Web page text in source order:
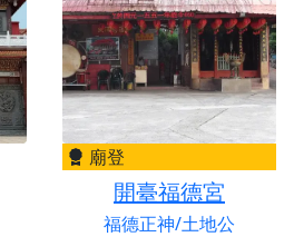
廟登
開臺福德宮
福德正神/土地公